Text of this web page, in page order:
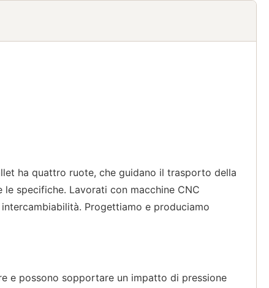
ha quattro ruote, che guidano il trasporto della
specifiche. Lavorati con macchine CNC
Progettiamo e produciamo
e possono sopportare un impatto di pressione